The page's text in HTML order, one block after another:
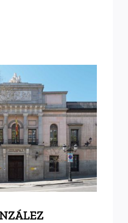
GONZÁLEZ
NUEVA
DEL INAP